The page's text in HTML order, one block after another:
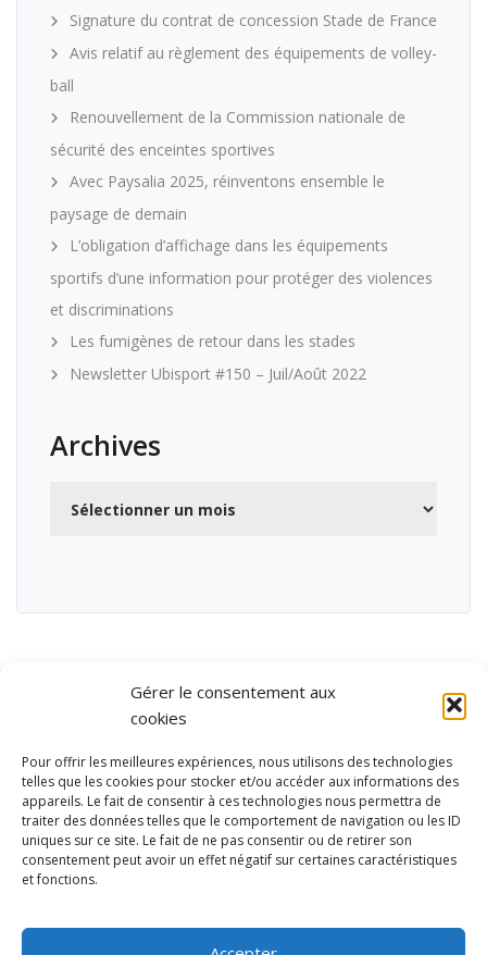
Gérer le consentement aux
cookies
Pour offrir les meilleures expériences, nous utilisons des technologies
telles que les cookies pour stocker et/ou accéder aux informations des
appareils. Le fait de consentir à ces technologies nous permettra de
traiter des données telles que le comportement de navigation ou les ID
uniques sur ce site. Le fait de ne pas consentir ou de retirer son
consentement peut avoir un effet négatif sur certaines caractéristiques
et fonctions.
Signature du contrat de concession Stade de France
Avis relatif au règlement des équipements de volley-
ball
Renouvellement de la Commission nationale de
sécurité des enceintes sportives
Avec Paysalia 2025, réinventons ensemble le
paysage de demain
L’obligation d’affichage dans les équipements
sportifs d’une information pour protéger des violences
et discriminations
Les fumigènes de retour dans les stades
Newsletter Ubisport #150 – Juil/Août 2022
Archives
et de loisirs